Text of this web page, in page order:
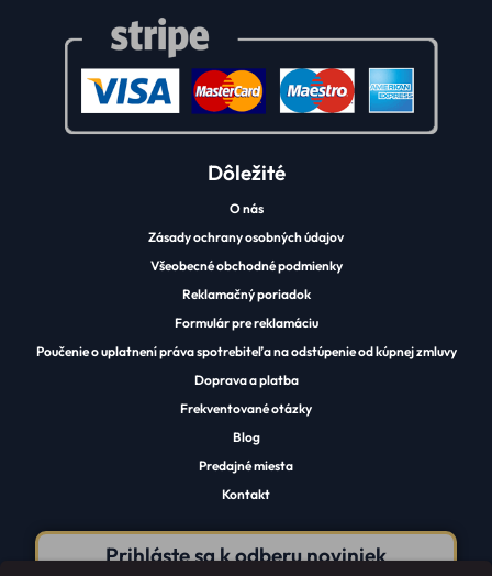
Prihláste sa k odberu noviniek
Dôležité
O nás
Zásady ochrany osobných údajov
Všeobecné obchodné podmienky
Reklamačný poriadok
Formulár pre reklamáciu
Poučenie o uplatnení práva spotrebiteľa na odstúpenie od kúpnej zmluvy
Doprava a platba
Frekventované otázky
Blog
Predajné miesta
Kontakt